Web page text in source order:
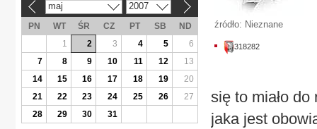
źródło: Nieznane
318282
się to miało
jaka jest
maj 2007
PN WT ŚR CZ PT SB
ND
1
2 3 4 5
6
7
8 9 10 11 12
13
14
15 16 17 18 19
20
21
22 23 24 25 26
27
28
29 30 31